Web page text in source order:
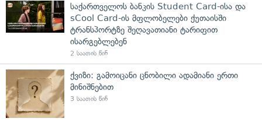
საქართველოს ბანკის Student Card-ისა და
sCool Card-ის მფლობელები ქუთაისში
ტრანსპორტზე შეღავათიანი ტარიფით
ისარგებლებენ
2 საათის წინ
ქვიზი: გამოიცანი ცნობილი ადამიანი ერთი
მინიშნებით
3 საათის წინ